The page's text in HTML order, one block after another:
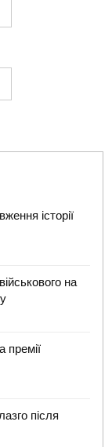
історії
на
премії
після